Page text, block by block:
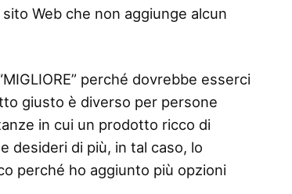
Web che non aggiunge alcun
perché dovrebbe esserci
giusto è diverso per persone
in cui un prodotto ricco di
desideri di più, in tal caso, lo
perché ho aggiunto più opzioni